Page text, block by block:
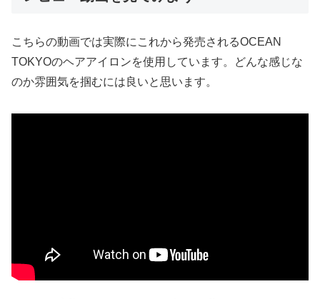
こちらの動画では実際にこれから発売されるOCEAN
TOKYOのヘアアイロンを使用しています。どんな感じな
のか雰囲気を掴むには良いと思います。